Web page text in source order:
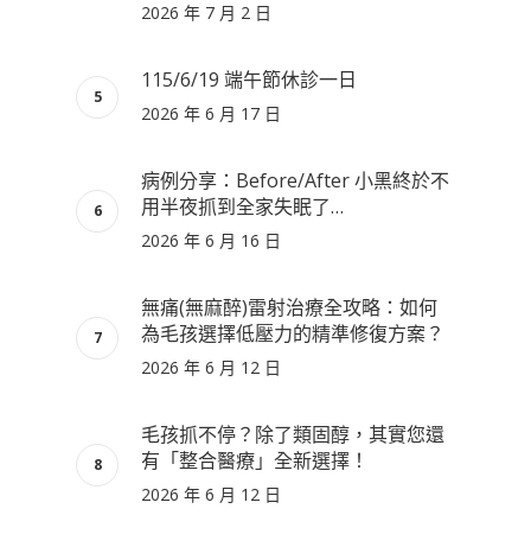
2026 年 7 月 2 日
115/6/19 端午節休診一日
2026 年 6 月 17 日
病例分享：Before/After 小黑終於不
用半夜抓到全家失眠了…
2026 年 6 月 16 日
無痛(無麻醉)雷射治療全攻略：如何
為毛孩選擇低壓力的精準修復方案？
2026 年 6 月 12 日
毛孩抓不停？除了類固醇，其實您還
有「整合醫療」全新選擇！
2026 年 6 月 12 日